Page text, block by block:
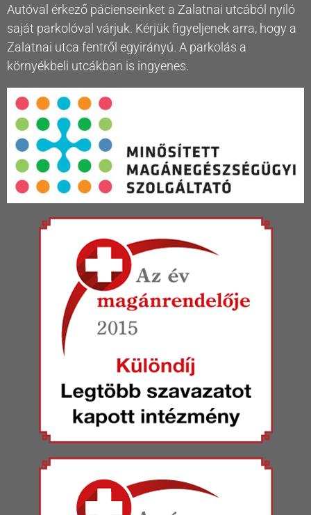
Autóval érkező pácienseinket a Zalatnai utcából nyíló
saját parkolóval várjuk. Kérjük figyeljenek arra, hogy a
Zalatnai utca fentről egyirányú. A parkolás a
környékbeli utcákban is ingyenes.